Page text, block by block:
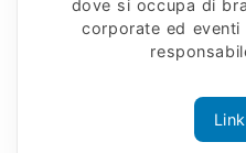
dove si occupa di
corporate ed eventi